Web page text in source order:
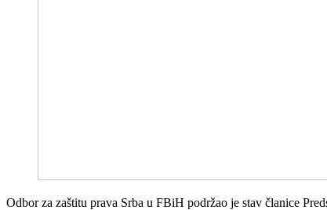
Odbor za zaštitu prava Srba u FBiH podržao je stav članice